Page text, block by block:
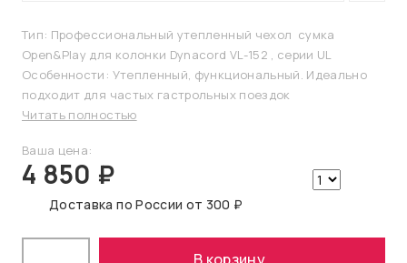
Тип: Профессиональный утепленный чехол сумка
Open&Play для колонки Dynacord VL-152 , серии UL
Особенности: Утепленный, функциональный. Идеально
подходит для частых гастрольных поездок
Читать полностью
Ваша цена:
4 850 ₽
Доставка по России от 300 ₽
В корзину